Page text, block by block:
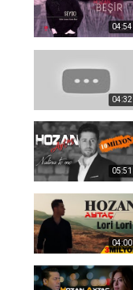
04:54
04:32
05:51
04:00